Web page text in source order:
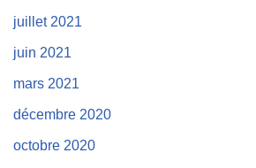
juillet 2021
juin 2021
mars 2021
décembre 2020
octobre 2020